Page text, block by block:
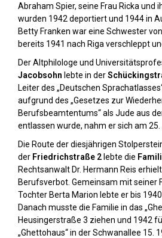
Abraham Spier, seine Frau Ricka und
wurden 1942 deportiert und 1944 in
Betty Franken war eine Schwester
bereits 1941 nach Riga verschleppt
Der Altphilologe und
Jacobsohn lebte in der
Leiter des „Deutschen
aufgrund des „Gesetzes zur
Berufsbeamtentums“ als Jude aus
entlassen wurde, nahm er sich am 25.
Die Route der diesjährigen
der Friedrichstraße 2lebte die
Rechtsanwalt Dr. Hermann Reis
Berufsverbot. Gemeinsam mit seiner
Tochter Berta Marion lebte er bis
Danach musste die Familie in das
Heusingerstraße 3 ziehen und 1942
„Ghettohaus“ in der Schwanallee 15.